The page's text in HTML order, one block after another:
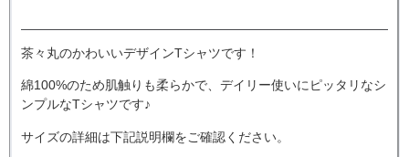
茶々丸のかわいいデザインTシャツです！
綿100%のため肌触りも柔らかで、デイリー使いにピッタリなシ
ンプルなTシャツです♪
サイズの詳細は下記説明欄をご確認ください。